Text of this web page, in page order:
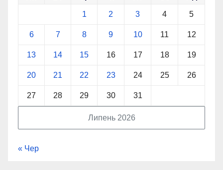
Липень 2026
1 2 3 4 5
6 7 8 9 10 11 12
13 14 15 16 17 18 19
20 21 22 23 24 25 26
27 28 29 30 31
« Чер